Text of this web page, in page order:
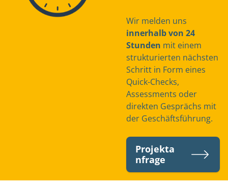
Wir melden uns
innerhalb von 24
Stunden mit einem
strukturierten nächsten
Schritt in Form eines
Quick-Checks,
Assessments oder
direkten Gesprächs mit
der Geschäftsführung.
Projekta
nfrage